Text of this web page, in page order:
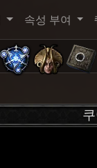
속성 부여